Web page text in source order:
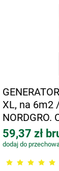
XL, na 6m2
NORDGRO.
59,37 zł
dodaj do